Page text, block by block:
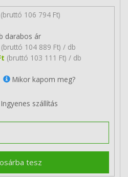
(bruttó 106 794 Ft)
darabos ár
(bruttó 104 889 Ft) / db
(bruttó 103 111 Ft) / db
Mikor kapom meg?
Ingyenes szállítás
tesz